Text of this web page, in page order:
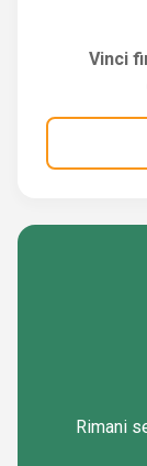
Vinci
Rimani